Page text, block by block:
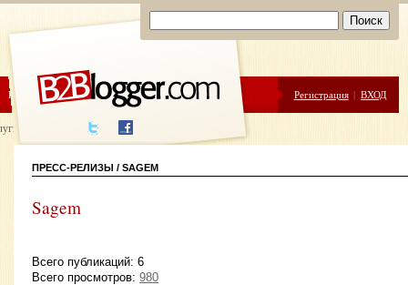
ЦЕНЫ ПОМОЩЬ Регистрация | ВХОД
написания
ПРЕСС-РЕЛИЗЫ / SAGEM
Sagem
Всего публикаций: 6
Всего просмотров: 980